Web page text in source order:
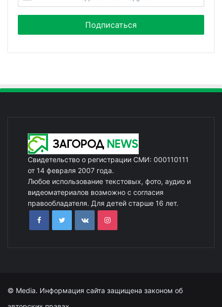
Свидетельство о регистрации СМИ: 000110111
от 14 февраля 2007 года.
Любое использование текстовых, фото, аудио и
видеоматериалов возможно с согласия
правообладателя. Для детей старше 16 лет.
© Media. Информация сайта защищена законом об